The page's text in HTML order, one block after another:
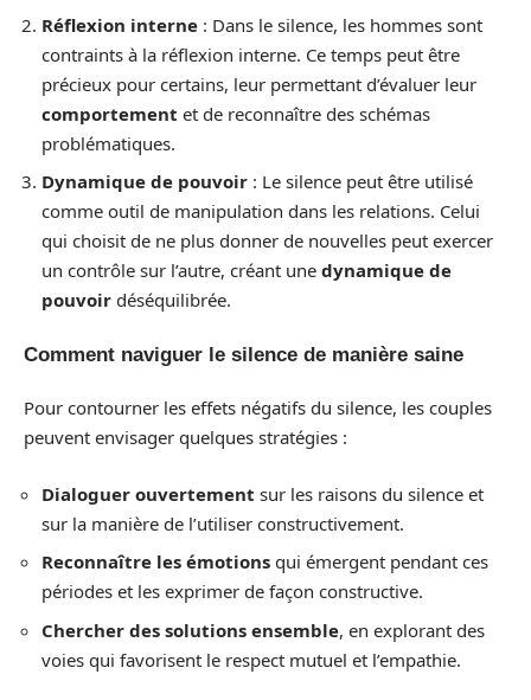
Réflexion interne : Dans le silence, les hommes sont
contraints à la réflexion interne. Ce temps peut être
précieux pour certains, leur permettant d’évaluer leur
comportement et de reconnaître des schémas
problématiques.
Dynamique de pouvoir : Le silence peut être utilisé
comme outil de manipulation dans les relations. Celui
qui choisit de ne plus donner de nouvelles peut exercer
un contrôle sur l’autre, créant une dynamique de
pouvoir déséquilibrée.
Comment naviguer le silence de manière saine
Pour contourner les effets négatifs du silence, les couples
peuvent envisager quelques stratégies :
Dialoguer ouvertement sur les raisons du silence et
sur la manière de l’utiliser constructivement.
Reconnaître les émotions qui émergent pendant ces
périodes et les exprimer de façon constructive.
Chercher des solutions ensemble, en explorant des
voies qui favorisent le respect mutuel et l’empathie.